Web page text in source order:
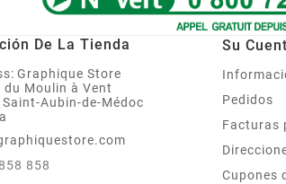
De La Tienda
Graphique Store
du Moulin à Vent
Aubin-de-Médoc
858
Su
Pedidos
Facturas
Cupones